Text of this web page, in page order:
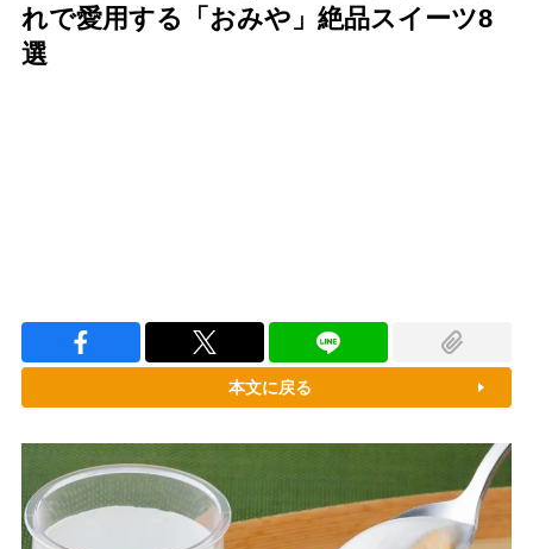
れで愛用する「おみや」絶品スイーツ8
選
本文に戻る